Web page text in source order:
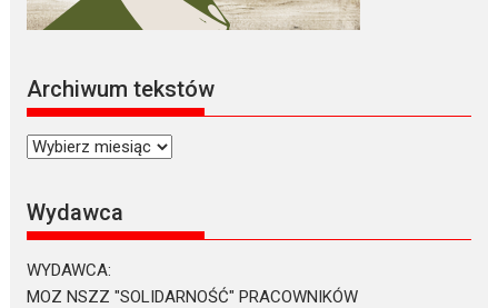
Archiwum tekstów
Archiwum
Wydawca
WYDAWCA:
MOZ NSZZ "SOLIDARNOŚĆ" PRACOWNIKÓW